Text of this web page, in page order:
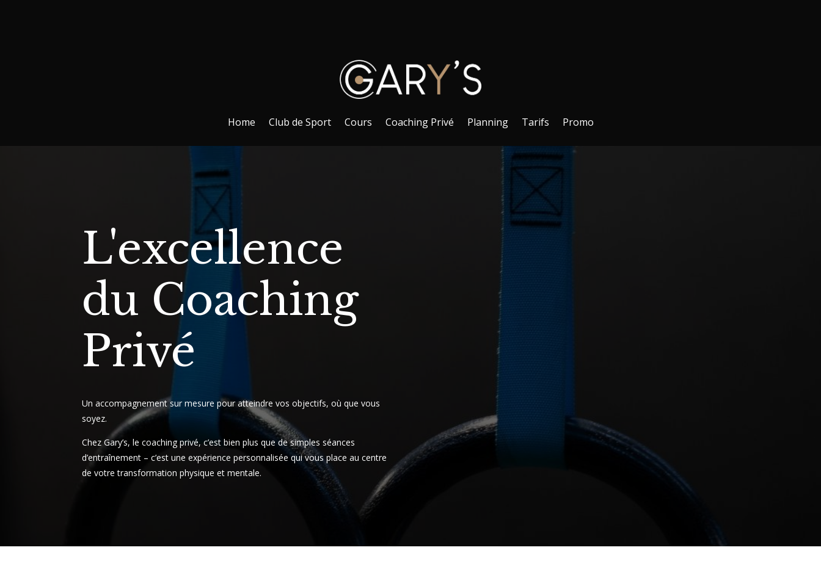
Home Club de Sport Cours Coaching Privé Planning Tarifs Promo
L'excellence
du Coaching
Privé
Un accompagnement sur mesure pour atteindre vos objectifs, où que vous
soyez.
Chez Gary’s, le coaching privé, c’est bien plus que de simples séances
d’entraînement – c’est une expérience personnalisée qui vous place au centre
de votre transformation physique et mentale.